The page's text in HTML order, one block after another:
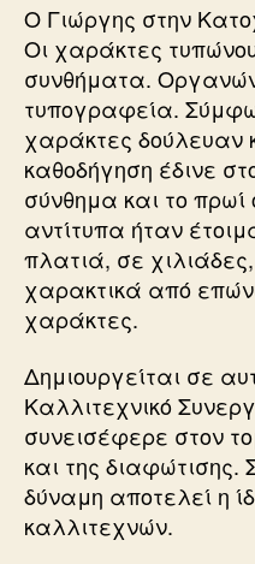
Ο Γιώργης στην
Οι χαράκτες
συνθήματα.
τυπογραφεία.
χαράκτες δούλευαν
καθοδήγηση έδινε
σύνθημα και το πρωί
αντίτυπα ήταν
πλατιά, σε χιλιάδες,
χαρακτικά από
χαράκτες.
Δημιουργείται σε
Καλλιτεχνικό
συνεισέφερε στον
και της διαφώτισης.
δύναμη αποτελεί η
καλλιτεχνών.